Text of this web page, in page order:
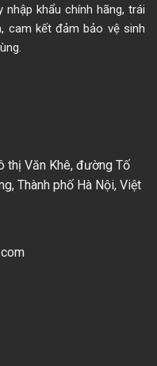
khẩu chính hãng, trái
cam kết đảm bảo vệ sinh
thị Văn Khê, đường Tố
Thành phố Hà Nội, Việt